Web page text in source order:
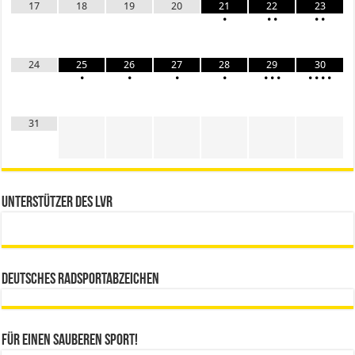
17 18 19 20
21
•
22
• •
23
• •
24
25
•
26
•
27
•
28
•
29
• • •
30
• • • •
31
Unterstützer des LVR
Deutsches Radsportabzeichen
Für einen sauberen Sport!